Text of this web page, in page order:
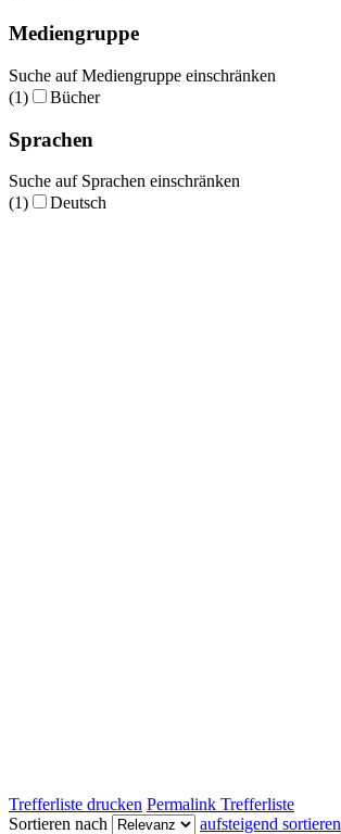
Mediengruppe
Suche auf Mediengruppe einschränken
(1)
Bücher
Sprachen
Suche auf Sprachen einschränken
(1)
Deutsch
Trefferliste drucken Permalink Trefferliste
Sortieren nach
aufsteigend sortieren